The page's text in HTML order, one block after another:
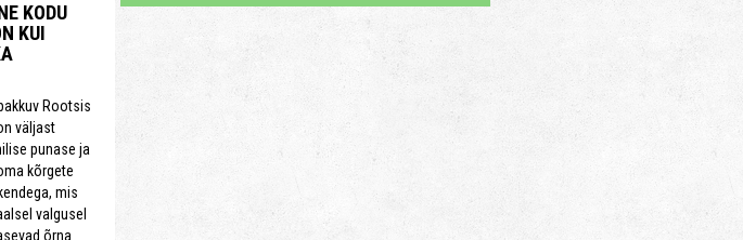
KODU
KUI
Rootsis
väljast
punase ja
kõrgete
mis
valgusel
õrna